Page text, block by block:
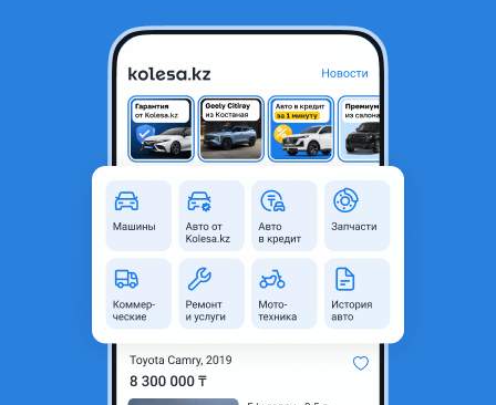
Avantis Forester 200 2026 года
новая, без пробега
область
Квадроциклы и багги
Комментарий продавца